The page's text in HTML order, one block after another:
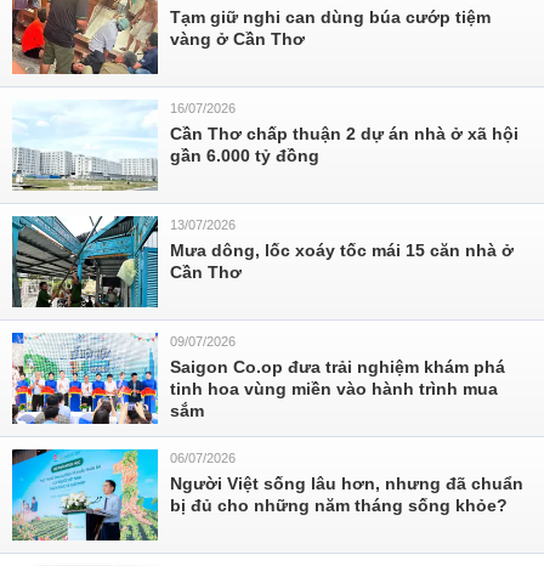
Tạm giữ nghi can dùng búa cướp tiệm
vàng ở Cần Thơ
16/07/2026
Cần Thơ chấp thuận 2 dự án nhà ở xã hội
gần 6.000 tỷ đồng
13/07/2026
Mưa dông, lốc xoáy tốc mái 15 căn nhà ở
Cần Thơ
09/07/2026
Saigon Co.op đưa trải nghiệm khám phá
tinh hoa vùng miền vào hành trình mua
sắm
06/07/2026
Người Việt sống lâu hơn, nhưng đã chuẩn
bị đủ cho những năm tháng sống khỏe?